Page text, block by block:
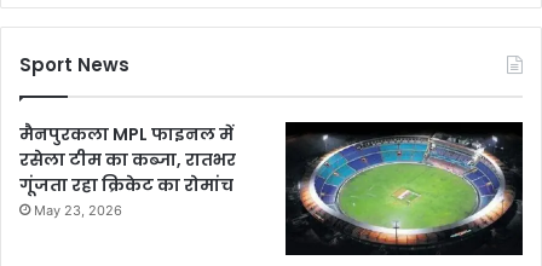
Sport News
मैनपुरकला MPL फाइनल में
रसेला टीम का कब्जा, रातभर
गूंजता रहा क्रिकेट का रोमांच
May 23, 2026